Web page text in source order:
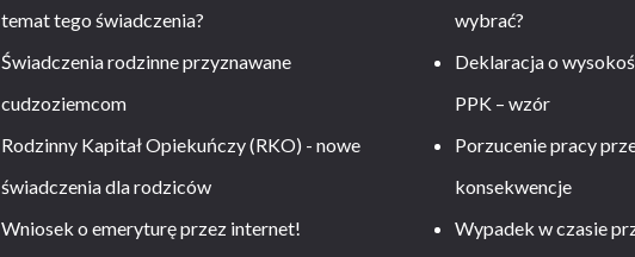
temat tego świadczenia?
Świadczenia rodzinne przyznawane
cudzoziemcom
Rodzinny Kapitał Opiekuńczy (RKO) - nowe
świadczenia dla rodziców
Wniosek o emeryturę przez internet!
wybrać?
Deklaracja o
PPK – wzór
Porzucenie pracy
konsekwencje
Wypadek w czasie